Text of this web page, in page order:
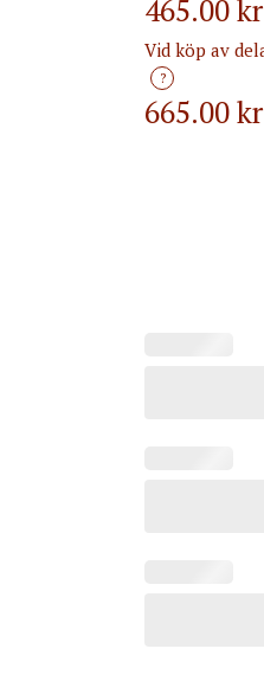
465.00 kr
Vid köp av
?
665.00kr